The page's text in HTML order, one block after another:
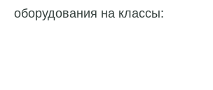
оборудования на классы: